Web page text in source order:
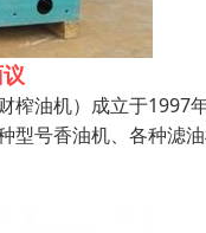
榨油机）成立于
型号香油机、各种滤